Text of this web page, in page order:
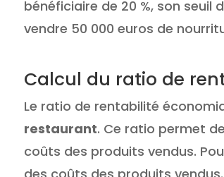
bénéficiaire de 20 %, son
vendre 50 000 euros de
Calcul du ratio de
Le ratio de rentabilité
restaurant. Ce ratio permet
coûts des produits vendus.